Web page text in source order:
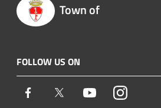
Town of
FOLLOW US ON
Facebook Twitter YoutubeInstagram